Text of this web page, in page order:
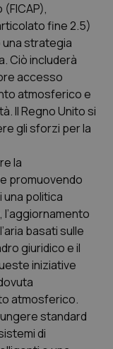
Collo
fine 2.5)
una strategia
Ciò includerà
accesso
atmosferico e
Il Regno Unito si
gli sforzi per la
la
promuovendo
una politica
l’aggiornamento
basati sulle
giuridico e il
iniziative
atmosferico.
standard
di